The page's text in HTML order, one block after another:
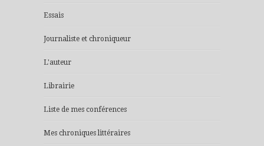
Essais
Journaliste et chroniqueur
L'auteur
Librairie
Liste de mes conférences
Mes chroniques littéraires